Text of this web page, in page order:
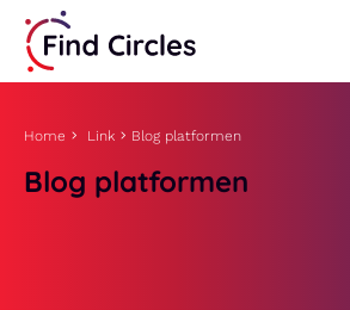
Home Link Blog platformen
Blog platformen